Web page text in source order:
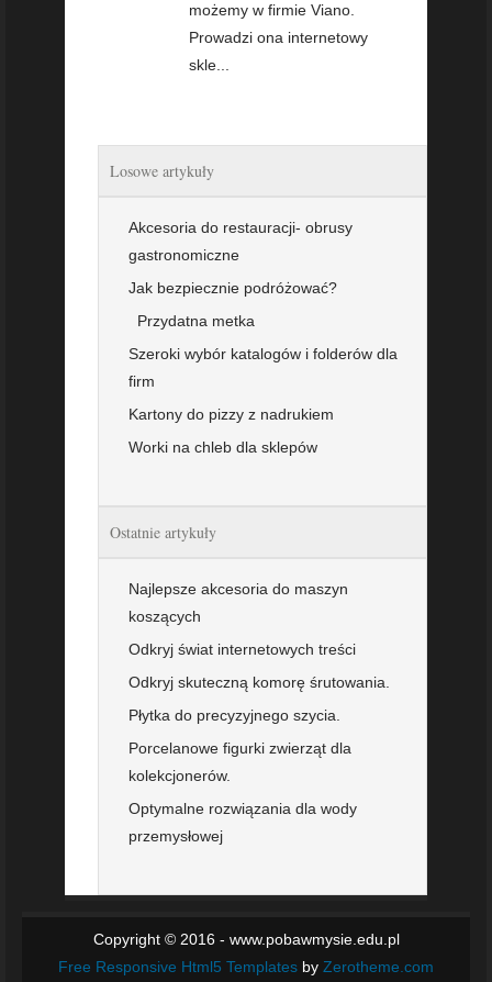
możemy w firmie Viano.
Prowadzi ona internetowy
skle...
Losowe artykuły
Akcesoria do restauracji- obrusy
gastronomiczne
Jak bezpiecznie podróżować?
Przydatna metka
Szeroki wybór katalogów i folderów dla
firm
Kartony do pizzy z nadrukiem
Worki na chleb dla sklepów
Ostatnie artykuły
Najlepsze akcesoria do maszyn
koszących
Odkryj świat internetowych treści
Odkryj skuteczną komorę śrutowania.
Płytka do precyzyjnego szycia.
Porcelanowe figurki zwierząt dla
kolekcjonerów.
Optymalne rozwiązania dla wody
przemysłowej
Copyright © 2016 - www.pobawmysie.edu.pl
Free Responsive Html5 Templates by Zerotheme.com